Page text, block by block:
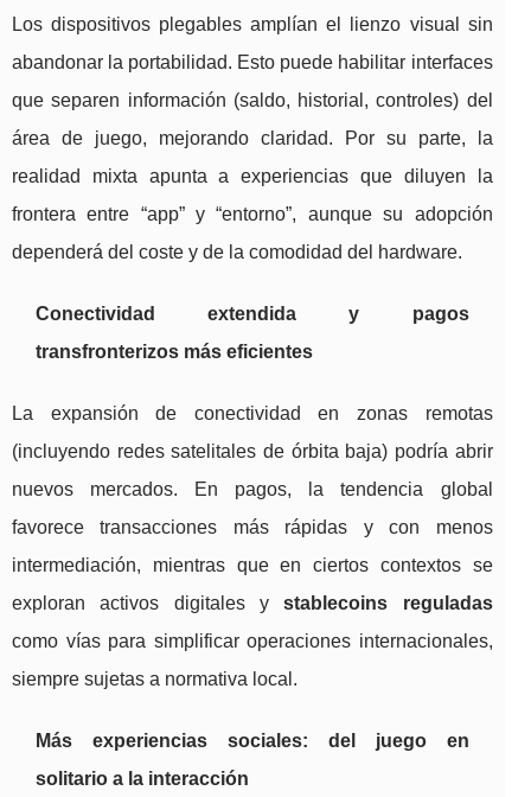
Los dispositivos plegables amplían el lienzo visual sin
abandonar la portabilidad. Esto puede habilitar interfaces
que separen información (saldo, historial, controles) del
área de juego, mejorando claridad. Por su parte, la
realidad mixta apunta a experiencias que diluyen la
frontera entre “app” y “entorno”, aunque su adopción
dependerá del coste y de la comodidad del hardware.
Conectividad extendida y pagos
transfronterizos más eficientes
La expansión de conectividad en zonas remotas
(incluyendo redes satelitales de órbita baja) podría abrir
nuevos mercados. En pagos, la tendencia global
favorece transacciones más rápidas y con menos
intermediación, mientras que en ciertos contextos se
exploran activos digitales ystablecoins reguladas
como vías para simplificar operaciones internacionales,
siempre sujetas a normativa local.
Más experiencias sociales: del juego en
solitario a la interacción